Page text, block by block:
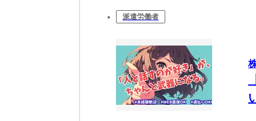
派遣労働者